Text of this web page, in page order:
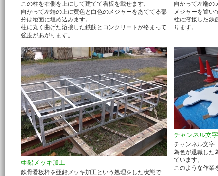
この柱を右側を上にして建てて看板を載せます。
向かって左端の上に黄色と白色のメジャーをあててる部
分は地面に埋め込みます。
柱に丸く曲げた溶接した鉄筋とコンクリートが絡まって
強度があがります。
向かって左端の
メジャーを置い
柱に溶接した鉄
ります。
亜鉛メッキ加工
鉄骨看板枠を亜鉛メッキ加工という処理をした状態で
チャンネル文
チャンネル文字
為色が退職した
ています。
このような作業